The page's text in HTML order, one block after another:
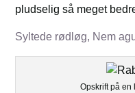
pludselig så meget
Syltede rødløg, Nem
Opskrift på